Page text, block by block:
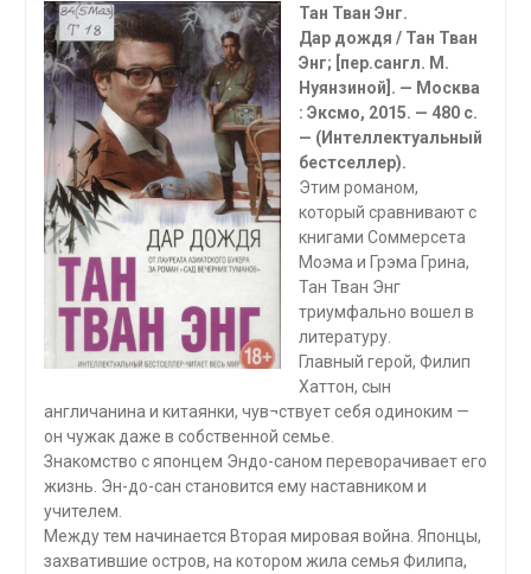
Тан Тван Энг.
Дар дождя / Тан Тван
Энг; [пер.сангл. М.
Нуянзиной]. — Москва
: Эксмо, 2015. — 480 с.
— (Интеллектуальный
бестселлер).
Этим романом,
который сравнивают с
книгами Соммерсета
Моэма и Грэма Грина,
Тан Тван Энг
триумфально вошел в
литературу.
Главный герой, Филип
Хаттон, сын
англичанина и китаянки, чув¬ствует себя одиноким —
он чужак даже в собственной семье.
Знакомство с японцем Эндо-саном переворачивает его
жизнь. Эн-до-сан становится ему наставником и
учителем.
Между тем начинается Вторая мировая война. Японцы,
захватившие остров, на котором жила семья Филипа,